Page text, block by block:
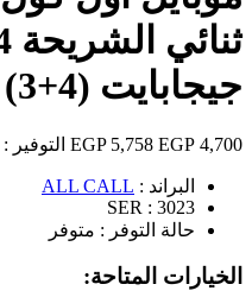
جيجابايت (4+3) 6.52 بوصة
4,700 EGP
5,758 EGP التوفير :
البراند : ALL CALL
SER : 3023
حالة التوفر : متوفر
الخيارات المتاحة: